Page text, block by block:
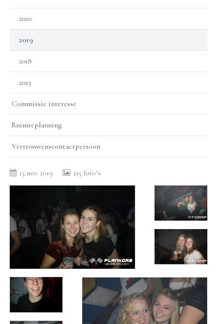
2020
2019
2018
2023
Commissie interesse
Ruimteplanning
Vertrouwenscontactpersoon
13 nov 2019 215 foto’s